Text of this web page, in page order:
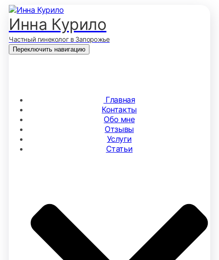
Инна Курило
Частный гинеколог в Запорожье
Переключить навигацию
Главная
Контакты
Обо мне
Отзывы
Услуги
Статьи